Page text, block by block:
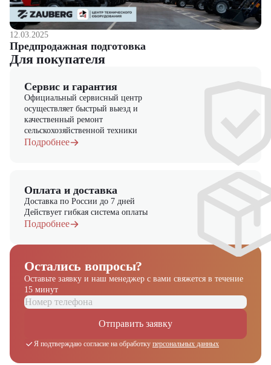
оборудования и запчастей.
12.03.2025
Предпродажная подготовка
Для покупателя
Сервис и гарантия
Официальный сервисный центр
осуществляет быстрый выезд и
качественный ремонт
сельскохозяйственной техники
Подробнее
Оплата и доставка
Доставка по России до 7 дней
Действует гибкая система оплаты
Подробнее
Остались вопросы?
Оставьте заявку и наш менеджер с вами свяжется в течение
15 минут
Отправить заявку
Я подтверждаю согласие на обработку персональных данных